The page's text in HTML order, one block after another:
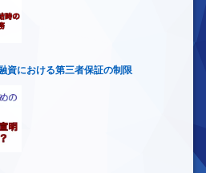
資における第三者保証の制限